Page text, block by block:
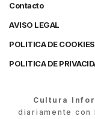
Contacto
AVISO LEGAL
POLITICA DE COOKIES
POLITICA DE
Cultura
diariamente con